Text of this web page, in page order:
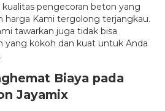
pengecoran beton yang
harga Kami tergolong terjangkau.
tawarkan juga tidak bisa
yang kokoh dan kuat untuk Anda
Biaya pada
Jayamix